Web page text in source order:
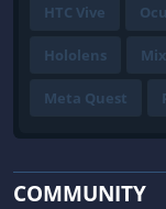
HTC Vive
Hololens
Meta Quest
COMMUNITY